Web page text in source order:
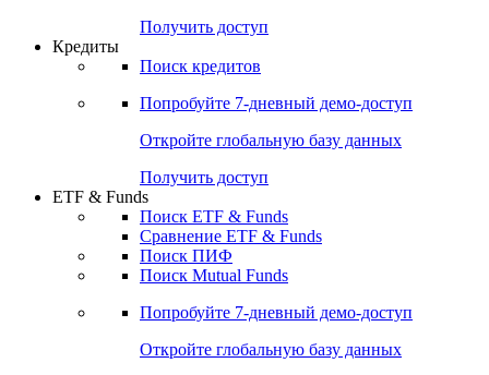
Получить доступ
Кредиты
Поиск кредитов
Попробуйте 7-дневный демо-доступ
Откройте глобальную базу данных
Получить доступ
ETF & Funds
Поиск ETF & Funds
Сравнение ETF & Funds
Поиск ПИФ
Поиск Mutual Funds
Попробуйте 7-дневный демо-доступ
Откройте глобальную базу данных